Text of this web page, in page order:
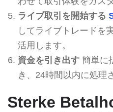
ライブ取引を開始する
してライブトレードを
活用します。
資金を引き出す簡単に
き、24時間以内に処理
Sterke